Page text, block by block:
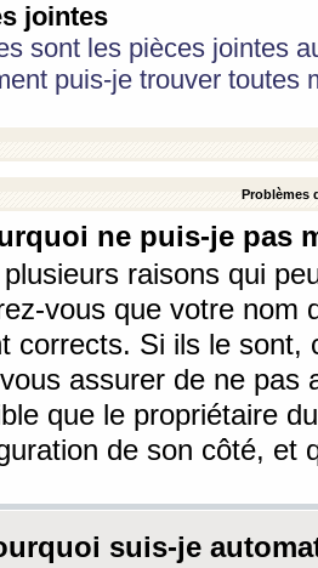
jointes
sont les pièces jointes
puis-je trouver toutes
Problèmes
ne puis-je pas
raisons qui
vous que votre nom
corrects. Si ils le sont,
assurer de ne pas
que le propriétaire
de son côté, et
suis-je